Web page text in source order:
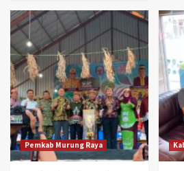
Pemkab Murung Raya